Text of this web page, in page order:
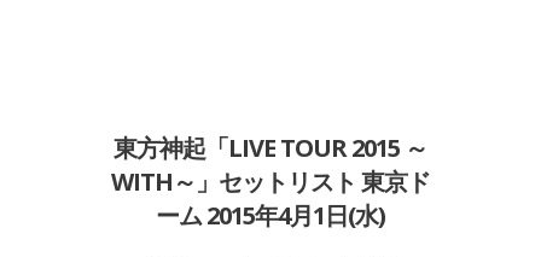
東方神起「LIVE TOUR 2015 ～
WITH～」セットリスト 東京ド
ーム 2015年4月1日(水)